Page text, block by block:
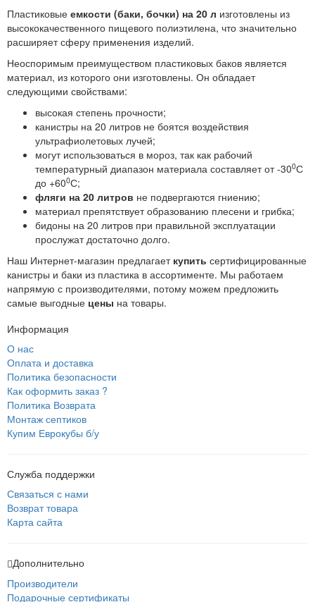
Пластиковые емкости (баки, бочки) на 20 л изготовлены из
высококачественного пищевого полиэтилена, что значительно
расширяет сферу применения изделий.
Неоспоримым преимуществом пластиковых баков является
материал, из которого они изготовлены. Он обладает
следующими свойствами:
высокая степень прочности;
канистры на 20 литров не боятся воздействия
ультрафиолетовых лучей;
могут использоваться в мороз, так как рабочий
температурный диапазон материала составляет от -300С
до +600С;
фляги на 20 литров не подвергаются гниению;
материал препятствует образованию плесени и грибка;
бидоны на 20 литров при правильной эксплуатации
прослужат достаточно долго.
Наш Интернет-магазин предлагает купить сертифицированные
канистры и баки из пластика в ассортименте. Мы работаем
напрямую с производителями, потому можем предложить
самые выгодные цены на товары.
Информация
О нас
Оплата и доставка
Политика безопасности
Как оформить заказ ?
Политика Возврата
Монтаж септиков
Купим Еврокубы б/у
Служба поддержки
Связаться с нами
Возврат товара
Карта сайта
Дополнительно
Производители
Подарочные сертификаты